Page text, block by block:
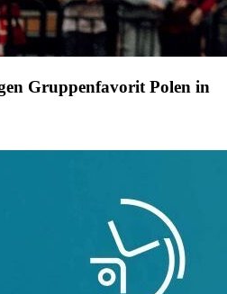
Gruppenfavorit Polen in